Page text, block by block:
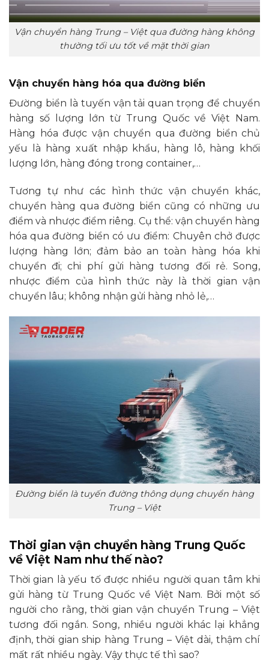
Vận chuyển hàng Trung – Việt qua đường hàng không
thường tối ưu tốt về mặt thời gian
Vận chuyển hàng hóa qua đường biển
Đường biển là tuyến vận tải quan trọng để chuyển
hàng số lượng lớn từ Trung Quốc về Việt Nam.
Hàng hóa được vận chuyển qua đường biển chủ
yếu là hàng xuất nhập khẩu, hàng lô, hàng khối
lượng lớn, hàng đóng trong container,…
Tương tự như các hình thức vận chuyển khác,
chuyển hàng qua đường biển cũng có những ưu
điểm và nhược điểm riêng. Cụ thể: vận chuyển hàng
hóa qua đường biển có ưu điểm: Chuyên chở được
lượng hàng lớn; đảm bảo an toàn hàng hóa khi
chuyển đi; chi phí gửi hàng tương đối rẻ. Song,
nhược điểm của hình thức này là thời gian vận
chuyển lâu; không nhận gửi hàng nhỏ lẻ,…
Đường biển là tuyến đường thông dụng chuyển hàng
Trung – Việt
Thời gian vận chuyển hàng Trung Quốc
về Việt Nam như thế nào?
Thời gian là yếu tố được nhiều người quan tâm khi
gửi hàng từ Trung Quốc về Việt Nam. Bởi một số
người cho rằng, thời gian vận chuyển Trung – Việt
tương đối ngắn. Song, nhiều người khác lại khẳng
định, thời gian ship hàng Trung – Việt dài, thậm chí
mất rất nhiều ngày. Vậy thực tế thì sao?